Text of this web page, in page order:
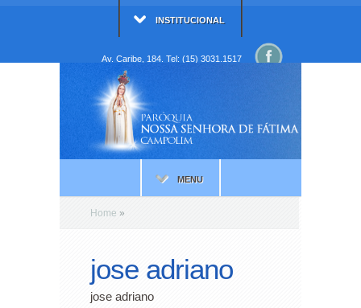
INSTITUCIONAL
Av. Caribe, 184. Tel: (15) 3031.1517
MENU
Home »
jose adriano
jose adriano